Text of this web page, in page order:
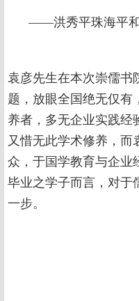
——洪秀平珠海平和
袁彦先生在本次崇儒书
题，放眼全国绝无仅有
养者，多无企业实践经
又惜无此学术修养，而
众，于国学教育与企业
毕业之学子而言，对于
一步。